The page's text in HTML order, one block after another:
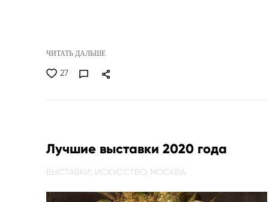
ЧИТАТЬ ДАЛЬШЕ
27
Лучшие выставки 2020 года
ВЫСТАВКИ, ИСКУССТВО, МОСКВА